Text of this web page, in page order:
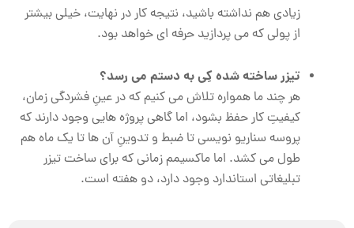
زیادی هم نداشته باشید، نتیجه کار در نهایت، خیلی بیشتر
از پولی که می پردازید حرفه ای خواهد بود.
تیزر ساخته شده کِی به دستم می رسد؟
هر چند ما همواره تلاش می کنیم که در عینِ فشردگی زمان،
کیفیتِ کار حفظ بشود، اما گاهی پروژه هایی وجود دارند که
پروسه سناریو نویسی تا ضبط و تدوینِ آن ها تا یک ماه هم
طول می کشد. اما ماکسیمم زمانی که برای ساخت تیزر
تبلیغاتی استاندارد وجود دارد، دو هفته است.